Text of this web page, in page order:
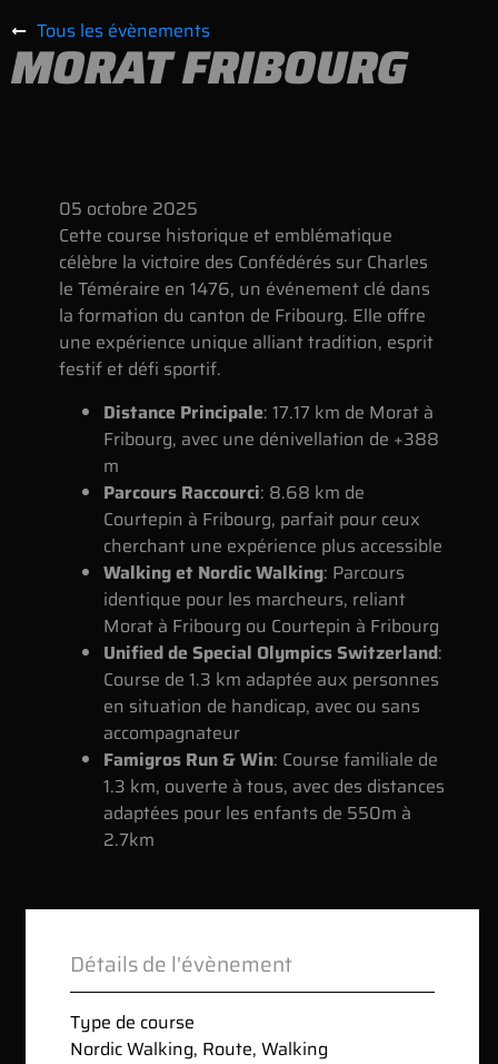
Tous les évènements
MORAT FRIBOURG
05 octobre 2025
Cette course historique et emblématique
célèbre la victoire des Confédérés sur Charles
le Téméraire en 1476, un événement clé dans
la formation du canton de Fribourg. Elle offre
une expérience unique alliant tradition, esprit
festif et défi sportif.
Distance Principale: 17.17 km de Morat à
Fribourg, avec une dénivellation de +388
m
Parcours Raccourci: 8.68 km de
Courtepin à Fribourg, parfait pour ceux
cherchant une expérience plus accessible
Walking et Nordic Walking: Parcours
identique pour les marcheurs, reliant
Morat à Fribourg ou Courtepin à Fribourg
Unified de Special Olympics Switzerland:
Course de 1.3 km adaptée aux personnes
en situation de handicap, avec ou sans
accompagnateur
Famigros Run & Win: Course familiale de
1.3 km, ouverte à tous, avec des distances
adaptées pour les enfants de 550m à
2.7km
Détails de l'évènement
Type de course
Nordic Walking, Route, Walking